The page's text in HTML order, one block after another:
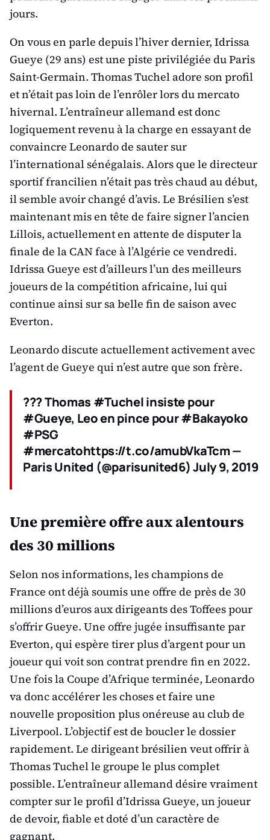
jours.
On vous en parle depuis l’hiver dernier, Idrissa
Gueye (29 ans) est une piste privilégiée du Paris
Saint-Germain. Thomas Tuchel adore son profil
et n’était pas loin de l’enrôler lors du mercato
hivernal. L’entraîneur allemand est donc
logiquement revenu à la charge en essayant de
convaincre Leonardo de sauter sur
l’international sénégalais. Alors que le directeur
sportif francilien n’était pas très chaud au début,
il semble avoir changé d’avis. Le Brésilien s’est
maintenant mis en tête de faire signer l’ancien
Lillois, actuellement en attente de disputer la
finale de la CAN face à l’Algérie ce vendredi.
Idrissa Gueye est d’ailleurs l’un des meilleurs
joueurs de la compétition africaine, lui qui
continue ainsi sur sa belle fin de saison avec
Everton.
Leonardo discute actuellement activement avec
l’agent de Gueye qui n’est autre que son frère.
??? Thomas #Tuchel insiste pour
#Gueye, Leo en pince pour #Bakayoko
#PSG
#mercatohttps://t.co/amubVkaTcm —
Paris United (@parisunited6) July 9, 2019
Une première offre aux alentours
des 30 millions
Selon nos informations, les champions de
France ont déjà soumis une offre de près de 30
millions d’euros aux dirigeants des Toffees pour
s’offrir Gueye. Une offre jugée insuffisante par
Everton, qui espère tirer plus d’argent pour un
joueur qui voit son contrat prendre fin en 2022.
Une fois la Coupe d’Afrique terminée, Leonardo
va donc accélérer les choses et faire une
nouvelle proposition plus onéreuse au club de
Liverpool. L’objectif est de boucler le dossier
rapidement. Le dirigeant brésilien veut offrir à
Thomas Tuchel le groupe le plus complet
possible. L’entraîneur allemand désire vraiment
compter sur le profil d’Idrissa Gueye, un joueur
de devoir, fiable et doté d’un caractère de
gagnant.